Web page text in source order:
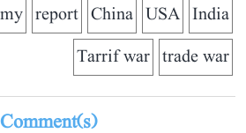
India
USA
China
report
trade war
Tarrif war
Comment(s)